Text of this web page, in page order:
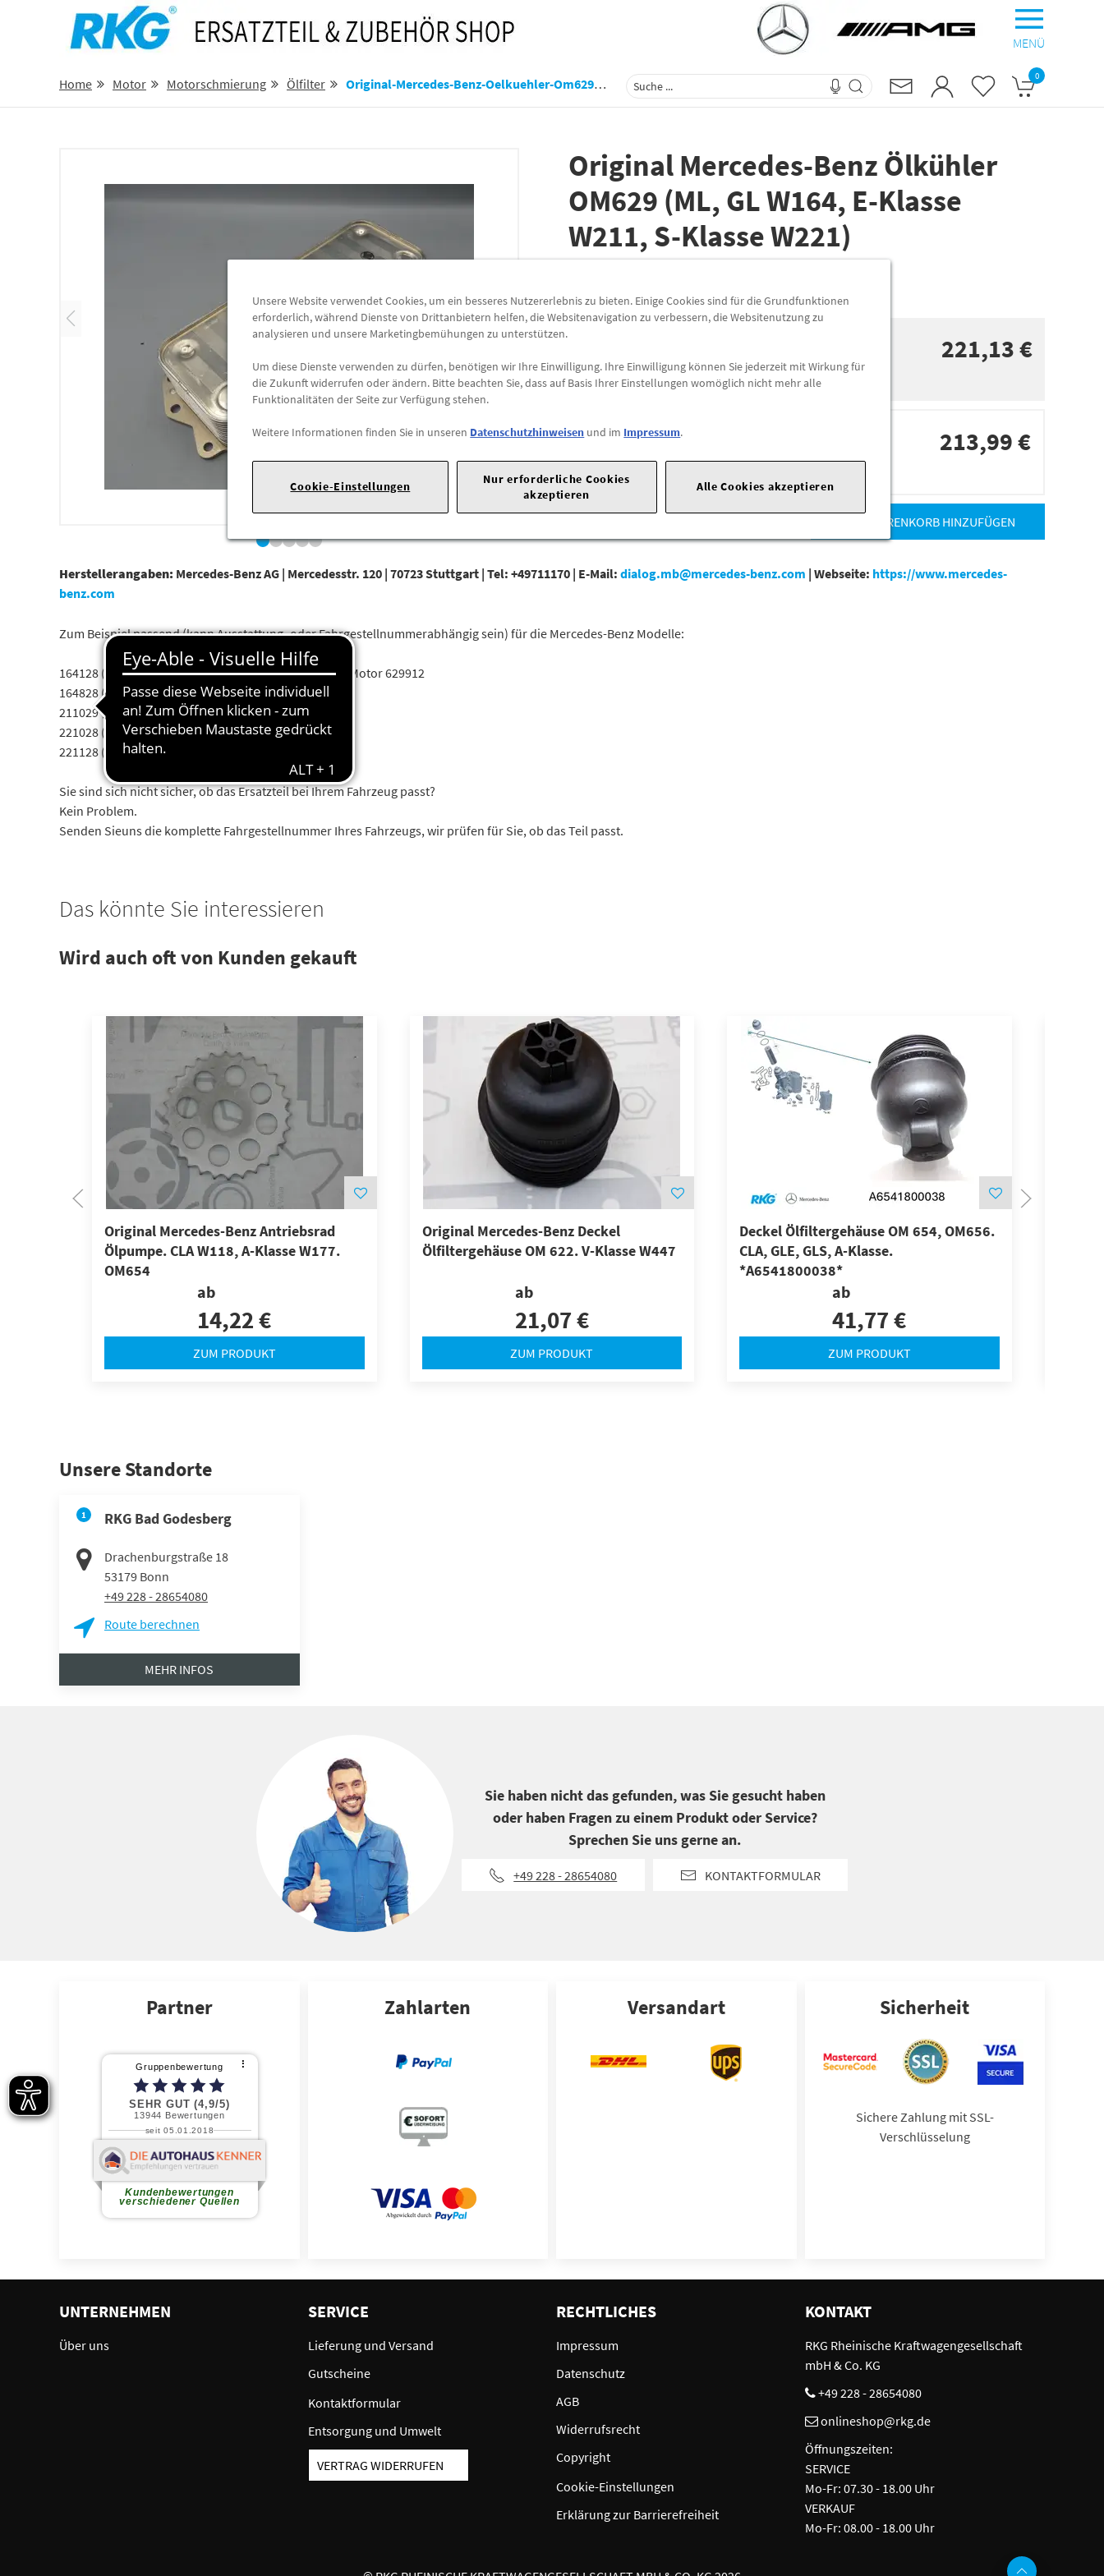
MENÜ
Home Motor Motorschmierung Ölfilter Original-Mercedes-Benz-Oelkuehler-Om629-Ml-Gl-W164-E-Klasse-W211-S-Klasse-W221-A6291800265 0
Original Mercedes-Benz Ölkühler
OM629 (ML, GL W164, E-Klasse
W211, S-Klasse W221)
Lieferzeit 3-5 Werktage
Preis inkl.19%MwSt.
Versandkostenfrei
221,13 €
Abholung
Abholbar an
213,99 €
ZUM WARENKORB HINZUFÜGEN
Herstellerangaben: Mercedes-Benz AG | Mercedesstr. 120 | 70723 Stuttgart | Tel: +49711170 | E-Mail: dialog.mb@mercedes-benz.com | Webseite: https://www.mercedes-
benz.com
Zum Beispiel passend (kann Ausstattung- oder Fahrgestellnummerabhängig sein) für die Mercedes-Benz Modelle:
164128 (ML 420 CDI 4MATIC / ML 450 CDI 4MATIC) mit Motor 629912
164828 (GL 420/450 CDI 4MATIC) mit Motor 629912
211029 (E 420 CDI) mit Motor 629910
221028 (S 420/450 CDI) mit Motor 629911
221128 (S 420 CDI / S 450 CDI) mit Motor 629911
Sie sind sich nicht sicher, ob das Ersatzteil bei Ihrem Fahrzeug passt?
Kein Problem.
Senden Sieuns die komplette Fahrgestellnummer Ihres Fahrzeugs, wir prüfen für Sie, ob das Teil passt.
Das könnte Sie interessieren
Wird auch oft von Kunden gekauft
Original Mercedes-Benz Antriebsrad
Ölpumpe. CLA W118, A-Klasse W177.
OM654
ab
14,22 €
ZUM PRODUKT
Original Mercedes-Benz Deckel
Ölfiltergehäuse OM 622. V-Klasse W447
ab
21,07 €
ZUM PRODUKT
Deckel Ölfiltergehäuse OM 654, OM656.
CLA, GLE, GLS, A-Klasse.
*A6541800038*
ab
41,77 €
ZUM PRODUKT
Unsere Standorte
1 RKG Bad Godesberg
Drachenburgstraße 18
53179 Bonn
+49 228 - 28654080
Route berechnen
MEHR INFOS
Sie haben nicht das gefunden, was Sie gesucht haben
oder haben Fragen zu einem Produkt oder Service?
Sprechen Sie uns gerne an.
+49 228 - 28654080 KONTAKTFORMULAR
Partner Zahlarten Versandart Sicherheit
Sichere Zahlung mit SSL-
Verschlüsselung
UNTERNEHMEN
Über uns
SERVICE
Lieferung und Versand
Gutscheine
Kontaktformular
Entsorgung und Umwelt
VERTRAG WIDERRUFEN
RECHTLICHES
Impressum
Datenschutz
AGB
Widerrufsrecht
Copyright
Cookie-Einstellungen
Erklärung zur Barrierefreiheit
KONTAKT
RKG Rheinische Kraftwagengesellschaft
mbH & Co. KG
+49 228 - 28654080
onlineshop@rkg.de
Öffnungszeiten:
SERVICE
Mo-Fr: 07.30 - 18.00 Uhr
VERKAUF
Mo-Fr: 08.00 - 18.00 Uhr
Unsere Website verwendet Cookies, um ein besseres Nutzererlebnis zu bieten. Einige Cookies sind für die Grundfunktionen
erforderlich, während Dienste von Drittanbietern helfen, die Websitenavigation zu verbessern, die Websitenutzung zu
analysieren und unsere Marketingbemühungen zu unterstützen.
Um diese Dienste verwenden zu dürfen, benötigen wir Ihre Einwilligung. Ihre Einwilligung können Sie jederzeit mit Wirkung für
die Zukunft widerrufen oder ändern. Bitte beachten Sie, dass auf Basis Ihrer Einstellungen womöglich nicht mehr alle
Funktionalitäten der Seite zur Verfügung stehen.
Weitere Informationen finden Sie in unseren Datenschutzhinweisen und im Impressum.
Cookie-Einstellungen
Nur erforderliche Cookies
akzeptieren
Alle Cookies akzeptieren